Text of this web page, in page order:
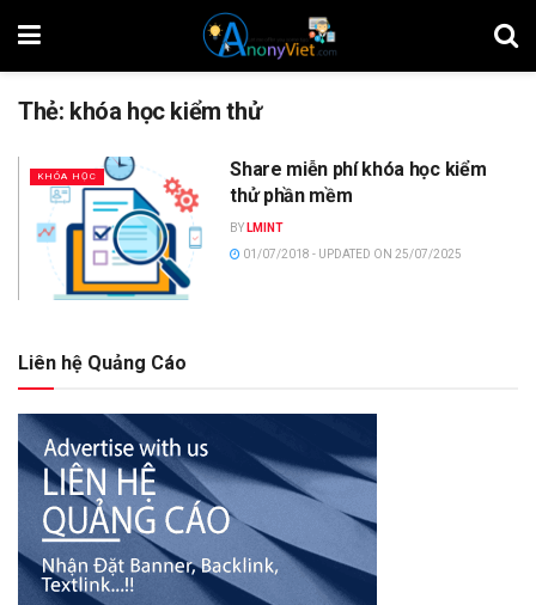
Thẻ: khóa học kiểm thử
KHÓA HỌC
Share miễn phí khóa học kiểm
thử phần mềm
BY LMINT
01/07/2018 - UPDATED ON 25/07/2025
Liên hệ Quảng Cáo